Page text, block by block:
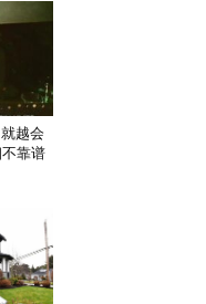
越会
靠谱